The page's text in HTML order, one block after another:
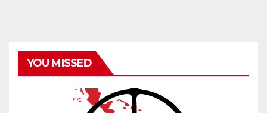
YOU MISSED